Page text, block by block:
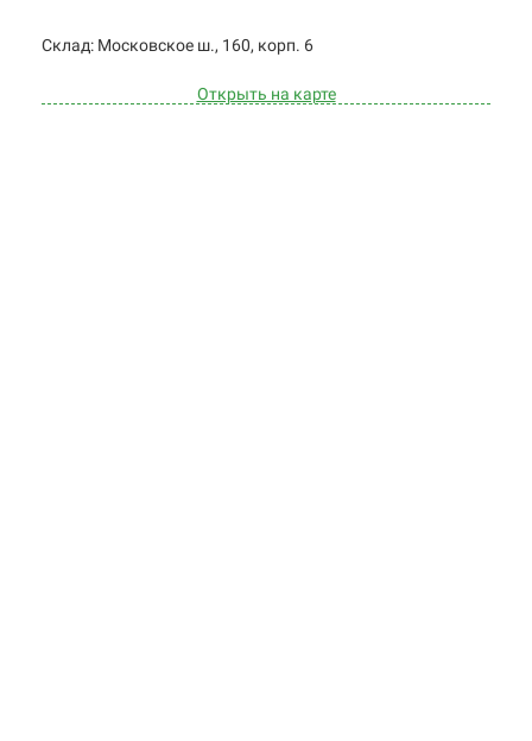
Cклад: Московское ш., 160, корп. 6
Открыть на карте